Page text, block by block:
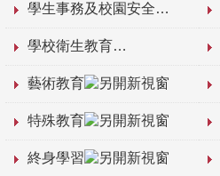
學生事務及校園安全
學校衛生教育
藝術教育
特殊教育
終身學習